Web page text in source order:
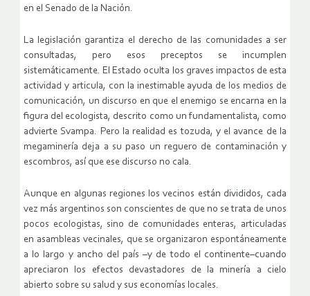
en el Senado de la Nación.
La legislación garantiza el derecho de las comunidades a ser
consultadas, pero esos preceptos se incumplen
sistemáticamente. El Estado oculta los graves impactos de esta
actividad y articula, con la inestimable ayuda de los medios de
comunicación, un discurso en que el enemigo se encarna en la
figura del ecologista, descrito como un fundamentalista, como
advierte Svampa. Pero la realidad es tozuda, y el avance de la
megaminería deja a su paso un reguero de contaminación y
escombros, así que ese discurso no cala.
Aunque en algunas regiones los vecinos están divididos, cada
vez más argentinos son conscientes de que no se trata de unos
pocos ecologistas, sino de comunidades enteras, articuladas
en asambleas vecinales, que se organizaron espontáneamente
a lo largo y ancho del país –y de todo el continente–cuando
apreciaron los efectos devastadores de la minería a cielo
abierto sobre su salud y sus economías locales.